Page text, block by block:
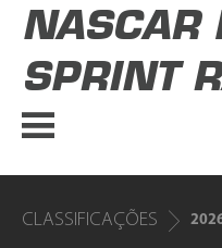
NASCAR
SPRINT
CLASSIFICAÇÕES